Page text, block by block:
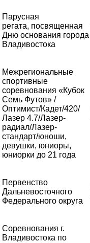
Парусная
регата, посвященная
Дню основания города
Владивостока
Межрегиональные
спортивные
соревнования «Кубок
Семь Футов» /
Оптимист/Кадет/420/
Лазер 4.7/Лазер-
радиал/Лазер-
стандарт/юноши,
девушки, юниоры,
юниорки до 21 года
Первенство
Дальневосточного
Федерального округа
Соревнования г.
Владивостока по